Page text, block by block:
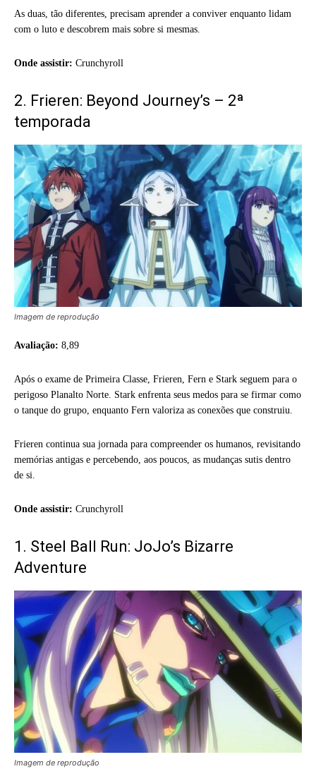
As duas, tão diferentes, precisam aprender a conviver enquanto lidam
com o luto e descobrem mais sobre si mesmas.
Onde assistir: Crunchyroll
2. Frieren: Beyond Journey’s – 2ª
temporada
Imagem de reprodução
Avaliação: 8,89
Após o exame de Primeira Classe, Frieren, Fern e Stark seguem para o
perigoso Planalto Norte. Stark enfrenta seus medos para se firmar como
o tanque do grupo, enquanto Fern valoriza as conexões que construiu.
Frieren continua sua jornada para compreender os humanos, revisitando
memórias antigas e percebendo, aos poucos, as mudanças sutis dentro
de si.
Onde assistir: Crunchyroll
1. Steel Ball Run: JoJo’s Bizarre
Adventure
Imagem de reprodução